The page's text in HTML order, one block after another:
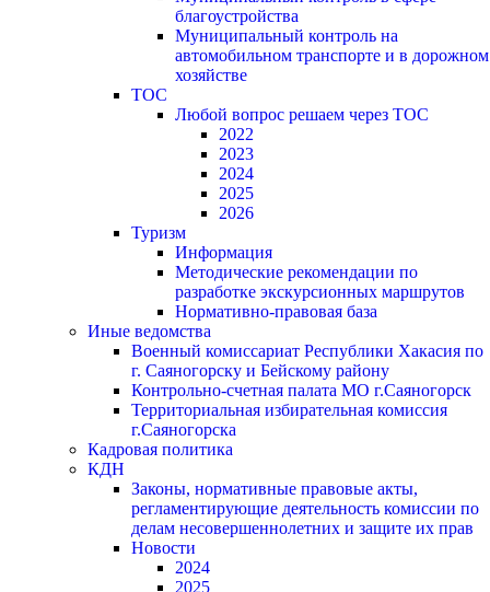
благоустройства
Муниципальный контроль на
автомобильном транспорте и в дорожном
хозяйстве
ТОС
Любой вопрос решаем через ТОС
2022
2023
2024
2025
2026
Туризм
Информация
Методические рекомендации по
разработке экскурсионных маршрутов
Нормативно-правовая база
Иные ведомства
Военный комиссариат Республики Хакасия по
г. Саяногорску и Бейскому району
Контрольно-счетная палата МО г.Саяногорск
Территориальная избирательная комиссия
г.Саяногорска
Кадровая политика
КДН
Законы, нормативные правовые акты,
регламентирующие деятельность комиссии по
делам несовершеннолетних и защите их прав
Новости
2024
2025